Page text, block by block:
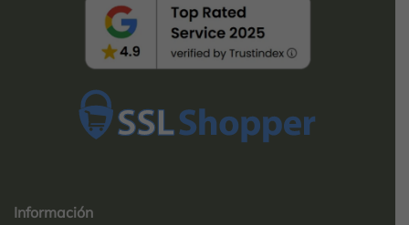
2025-
Información